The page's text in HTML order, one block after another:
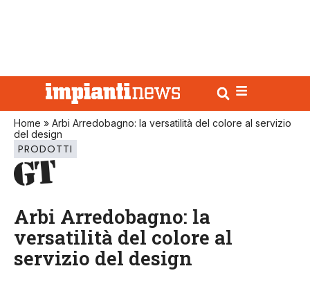
Home » Arbi Arredobagno: la versatilità del colore al servizio
del design
PRODOTTI
Arbi Arredobagno: la
versatilità del colore al
servizio del design